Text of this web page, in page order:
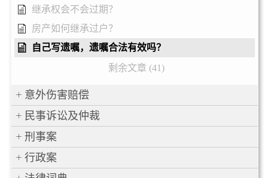
继承权会不会过期？
房产如何继承过户？
自己写遗嘱，遗嘱合法有效吗？
剩余文章 (41)
意外伤害赔偿
民事诉讼及仲裁
刑事案
行政案